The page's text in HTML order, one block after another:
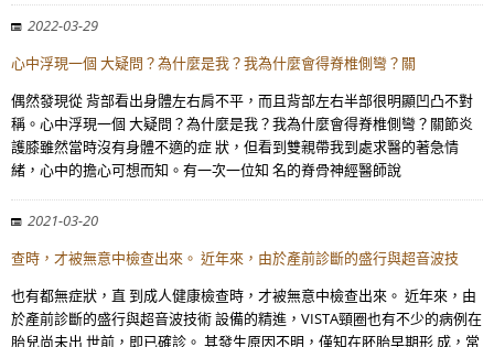
2022-03-29
心中浮現一個 大疑問？為什麼是我？我為什麼會得脊椎側彎？關
偶然發現從 背部看出身體左右肩不平，而且背部左右半部很明顯凹凸不對
稱。心中浮現一個 大疑問？為什麼是我？我為什麼會得脊椎側彎？關節炎
護膝雖然當時沒有身體不適的症 狀，但看到雙親帶我到處求醫的著急情
緒，心中的擔心可想而知。有一次一位知 名的脊骨神經醫師說
2021-03-20
查時，才被無意中檢查出來。 近年來，由於產前診斷的盛行與超音波技
也有都無症狀，直 到成人健康檢查時，才被無意中檢查出來。 近年來，由
於產前診斷的盛行與超音波技術 設備的精進，VISTA頸圈也有不少的病例在
胎兒尚未出 世前，即已確診。 其發生原因不明，僅知在胚胎早期形 成，常